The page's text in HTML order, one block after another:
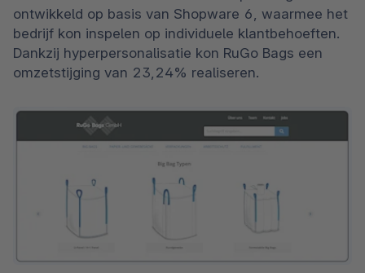
ontwikkeld op basis van Shopware 6, waarmee het
bedrijf kon inspelen op individuele klantbehoeften.
Dankzij hyperpersonalisatie kon RuGo Bags een
omzetstijging van 23,24% realiseren.